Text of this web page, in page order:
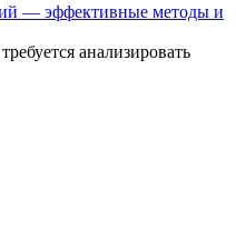
— эффективные методы и
анализировать